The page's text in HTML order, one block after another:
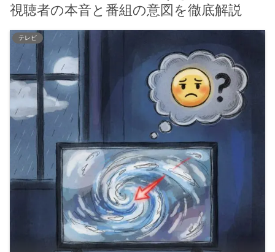
視聴者の本音と番組の意図を徹底解説
テレビ